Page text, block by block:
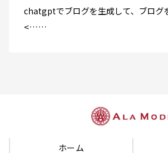
chatgptでブログを生成して、ブログ
<……
ホーム